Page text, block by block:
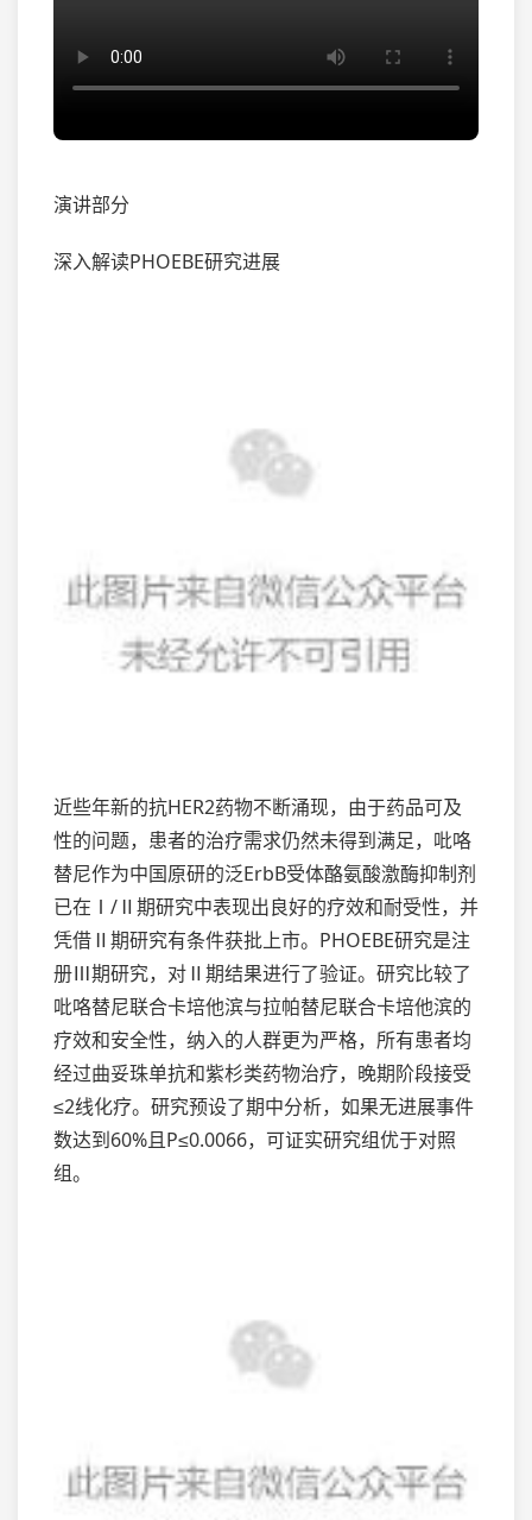
演讲部分
深入解读PHOEBE研究进展
近些年新的抗HER2药物不断涌现，由于药品可及
性的问题，患者的治疗需求仍然未得到满足，吡咯
替尼作为中国原研的泛ErbB受体酪氨酸激酶抑制剂
已在Ⅰ/Ⅱ期研究中表现出良好的疗效和耐受性，并
凭借Ⅱ期研究有条件获批上市。PHOEBE研究是注
册Ⅲ期研究，对Ⅱ期结果进行了验证。研究比较了
吡咯替尼联合卡培他滨与拉帕替尼联合卡培他滨的
疗效和安全性，纳入的人群更为严格，所有患者均
经过曲妥珠单抗和紫杉类药物治疗，晚期阶段接受
≤2线化疗。研究预设了期中分析，如果无进展事件
数达到60%且P≤0.0066，可证实研究组优于对照
组。